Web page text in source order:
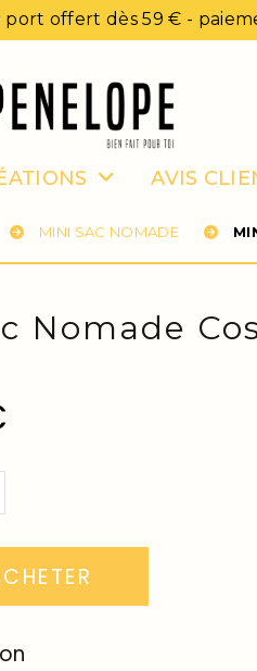
offert dès 59 € -
AVIS
MINI SAC NOMADE
Nomade